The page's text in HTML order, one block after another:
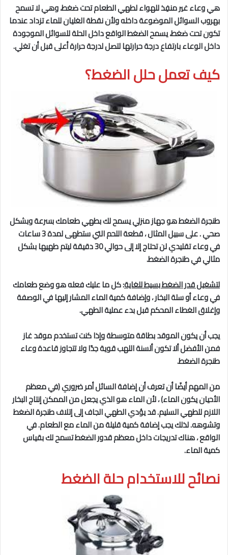
هي وعاء غير منفِذ للهواء لطهي الطعام تحت ضغط، وهي لا تسمح
بهروب السوائل الموضوعة داخله ولأن نقطة الغليان للماء تزداد عندما
تكون تحت ضغط، يسمح الضغط الواقع داخل الحلة للسوائل الموجودة
داخل الوعاء بارتفاع درجة حرارتها لتصل لدرجة حرارة أعلى قبل أن تغلي.
كيف تعمل حلل الضغط؟
طنجرة الضغط هو جهاز منزلي يسمح لك بطهي طعامك بسرعة وبشكل
صحي . على سبيل المثال ، قطعة اللحم التي ستطهى لمدة 3 ساعات
في وعاء تقليدي لن تحتاج إلا إلى حوالي 30 دقيقة ليتم طهيها بشكل
مثالي في طنجرة الضغط.
لتشغيل قدر الضغط بسيط للغاية: كل ما عليك فعله هو وضع طعامك
في وعاء أو سلة البخار ، وإضافة كمية الماء المشار إليها في الوصفة
وإغلاق الغطاء المحكم قبل بدء عملية الطهي.
يجب أن يكون الموقد بطاقة متوسطة وإذا كنت تستخدم موقد غاز
فمن الأفضل ألا تكون ألسنة اللهب قوية جدًا ولا تتجاوز قاعدة وعاء
طنجرة الضغط.
من المهم أيضًا أن تعرف أن إضافة السائل أمر ضروري (في معظم
الأحيان يكون الماء) ، لأن الماء هو الذي يجعل من الممكن إنتاج البخار
اللازم للطهي السليم. قد يؤدي الطهي الجاف إلى إتلاف طنجرة الضغط
وتشوهه. لذلك يجب إضافة كمية قليلة من الماء مع الطعام. في
الواقع ، هناك تدريجات ​​داخل معظم قدور الضغط تسمح لك بقياس
كمية الماء.
نصائح للاستخدام حلة الضغط